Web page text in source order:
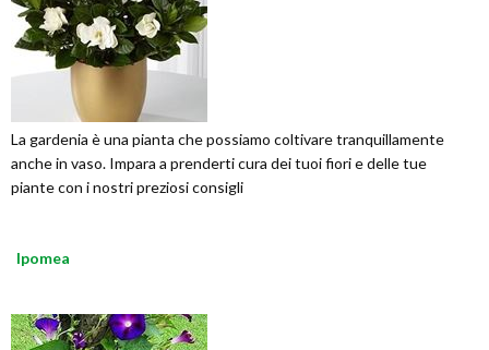
La gardenia è una pianta che possiamo coltivare tranquillamente
anche in vaso. Impara a prenderti cura dei tuoi fiori e delle tue
piante con i nostri preziosi consigli
Ipomea